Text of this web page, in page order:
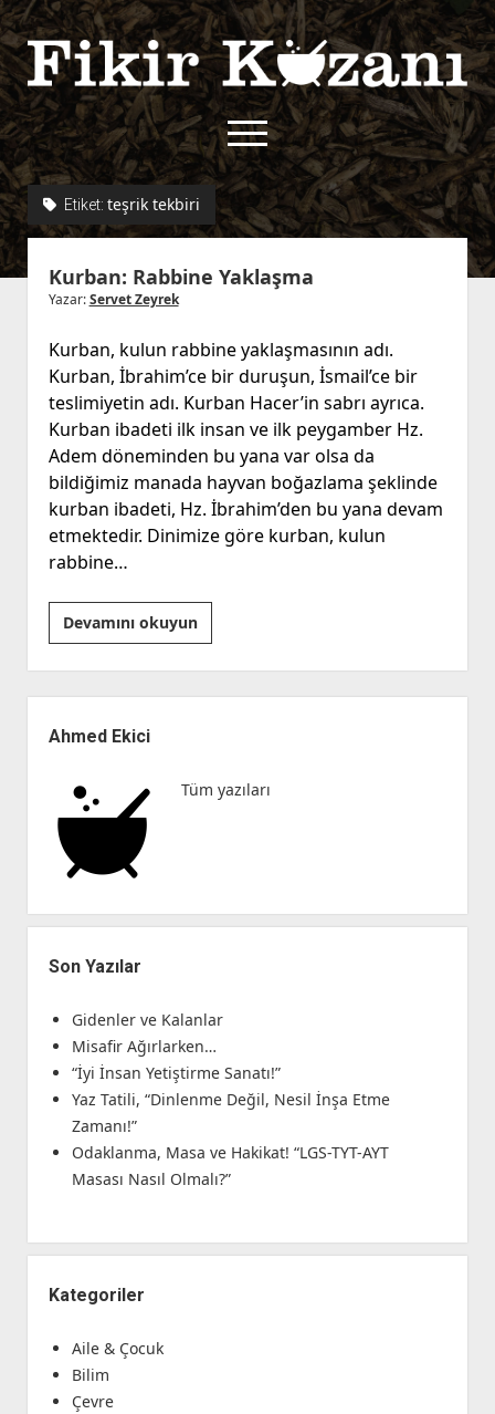
Fikir
Kazanı
menüyü
aç
twitterfacebook
rss
menüyü
Kullanım Koşulları
Çerez Politikası
İletişim
Kurallar
Etiket: teşrik tekbiri
Kurban: Rabbine Yaklaşma
Yazar:Servet Zeyrek
Kurban, kulun rabbine yaklaşmasının adı.
Kurban, İbrahim’ce bir duruşun, İsmail’ce bir
teslimiyetin adı. Kurban Hacer’in sabrı ayrıca.
Kurban ibadeti ilk insan ve ilk peygamber Hz.
Adem döneminden bu yana var olsa da
bildiğimiz manada hayvan boğazlama şeklinde
kurban ibadeti, Hz. İbrahim’den bu yana devam
etmektedir. Dinimize göre kurban, kulun
rabbine…
Devamını okuyunKurban:
Rabbine
Yaklaşma
Menü
Ahmed Ekici
Tüm yazıları
Son Yazılar
Gidenler ve Kalanlar
Misafir Ağırlarken…
“İyi İnsan Yetiştirme Sanatı!”
Yaz Tatili, “Dinlenme Değil, Nesil İnşa Etme
Zamanı!”
Odaklanma, Masa ve Hakikat! “LGS-TYT-AYT
Masası Nasıl Olmalı?”
Kategoriler
Aile & Çocuk
Bilim
Çevre